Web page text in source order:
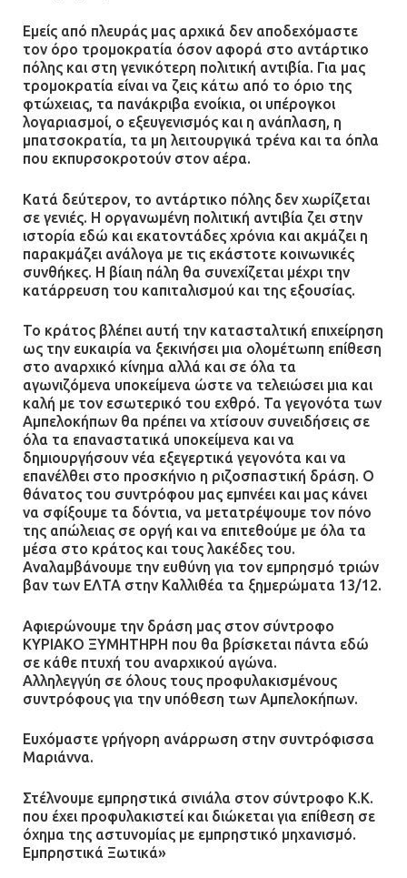
Εμείς από πλευράς μας αρχικά δεν αποδεχόμαστε
τον όρο τρομοκρατία όσον αφορά στο αντάρτικο
πόλης και στη γενικότερη πολιτική αντιβία. Για μας
τρομοκρατία είναι να ζεις κάτω από το όριο της
φτώχειας, τα πανάκριβα ενοίκια, οι υπέρογκοι
λογαριασμοί, ο εξευγενισμός και η ανάπλαση, η
μπατσοκρατία, τα μη λειτουργικά τρένα και τα όπλα
που εκπυρσοκροτούν στον αέρα.
Κατά δεύτερον, το αντάρτικο πόλης δεν χωρίζεται
σε γενιές. Η οργανωμένη πολιτική αντιβία ζει στην
ιστορία εδώ και εκατοντάδες χρόνια και ακμάζει η
παρακμάζει ανάλογα με τις εκάστοτε κοινωνικές
συνθήκες. Η βίαιη πάλη θα συνεχίζεται μέχρι την
κατάρρευση του καπιταλισμού και της εξουσίας.
Το κράτος βλέπει αυτή την κατασταλτική επιχείρηση
ως την ευκαιρία να ξεκινήσει μια ολομέτωπη επίθεση
στο αναρχικό κίνημα αλλά και σε όλα τα
αγωνιζόμενα υποκείμενα ώστε να τελειώσει μια και
καλή με τον εσωτερικό του εχθρό. Τα γεγονότα των
Αμπελοκήπων θα πρέπει να χτίσουν συνειδήσεις σε
όλα τα επαναστατικά υποκείμενα και να
δημιουργήσουν νέα εξεγερτικά γεγονότα και να
επανέλθει στο προσκήνιο η ριζοσπαστική δράση. Ο
θάνατος του συντρόφου μας εμπνέει και μας κάνει
να σφίξουμε τα δόντια, να μετατρέψουμε τον πόνο
της απώλειας σε οργή και να επιτεθούμε με όλα τα
μέσα στο κράτος και τους λακέδες του.
Αναλαμβάνουμε την ευθύνη για τον εμπρησμό τριών
βαν των ΕΛΤΑ στην Καλλιθέα τα ξημερώματα 13/12.
Αφιερώνουμε την δράση μας στον σύντροφο
ΚΥΡΙΑΚΟ ΞΥΜΗΤΗΡΗ που θα βρίσκεται πάντα εδώ
σε κάθε πτυχή του αναρχικού αγώνα.
Αλληλεγγύη σε όλους τους προφυλακισμένους
συντρόφους για την υπόθεση των Αμπελοκήπων.
Ευχόμαστε γρήγορη ανάρρωση στην συντρόφισσα
Μαριάννα.
Στέλνουμε εμπρηστικά σινιάλα στον σύντροφο Κ.Κ.
που έχει προφυλακιστεί και διώκεται για επίθεση σε
όχημα της αστυνομίας με εμπρηστικό μηχανισμό.
Εμπρηστικά Ξωτικά»